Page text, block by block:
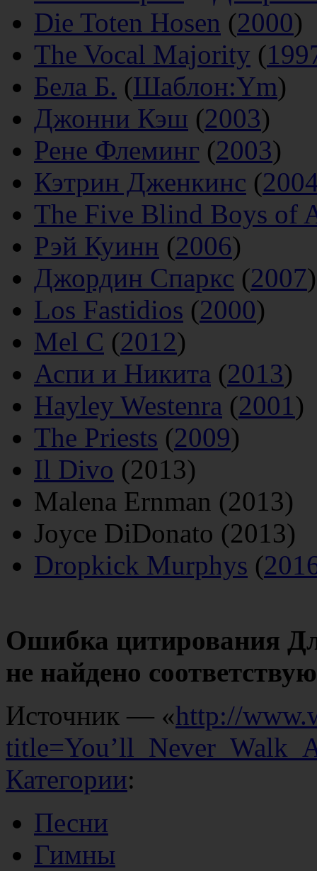
Die Toten Hosen (2000)
The Vocal Majority (
Бела Б. (Шаблон:Ym)
Джонни Кэш (2003)
Рене Флеминг (2003)
Кэтрин Дженкинс (
The Five Blind Boys of
Рэй Куинн (2006)
Джордин Спаркс (2007)
Los Fastidios (2000)
Mel C (2012)
Аспи и Никита (2013)
Hayley Westenra (2001)
The Priests (2009)
Il Divo (2013)
Malena Ernman (2013)
Joyce DiDonato (2013)
Dropkick Murphys (
Ошибка цитирования
не найдено
Источник — «http://
Категории:
Песни
Гимны